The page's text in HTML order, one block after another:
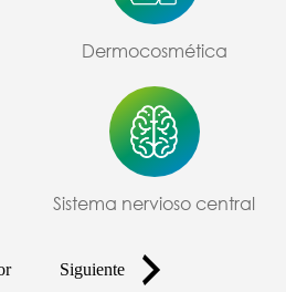
Dermocosmética
Sistema nervioso central
Siguiente